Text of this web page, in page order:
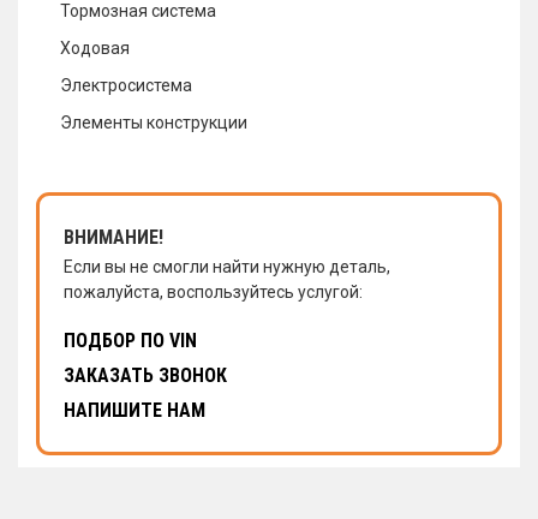
Тормозная система
Ходовая
Электросистема
Элементы конструкции
ВНИМАНИЕ!
Если вы не смогли найти нужную деталь,
пожалуйста, воспользуйтесь услугой:
ПОДБОР ПО VIN
ЗАКАЗАТЬ ЗВОНОК
НАПИШИТЕ НАМ